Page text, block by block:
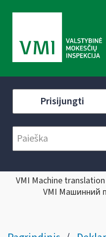
Prisijungti
VMI Machine
VMI Машинний